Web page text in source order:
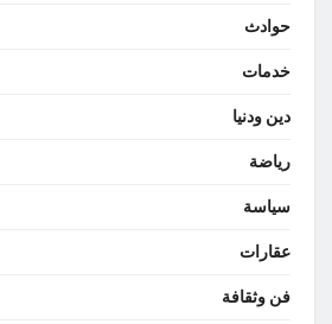
حوادث
خدمات
دين ودنيا
رياضة
سياسة
عقارات
فن وثقافة